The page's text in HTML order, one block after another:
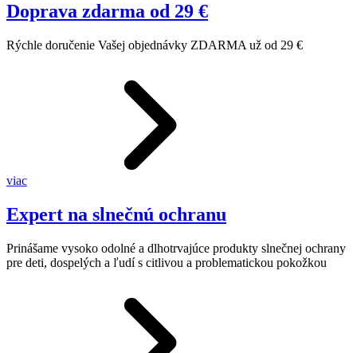
Doprava zdarma od 29 €
Rýchle doručenie Vašej objednávky ZDARMA už od 29 €
viac
Expert na slnečnú ochranu
Prinášame vysoko odolné a dlhotrvajúce produkty slnečnej ochrany
pre deti, dospelých a ľudí s citlivou a problematickou pokožkou